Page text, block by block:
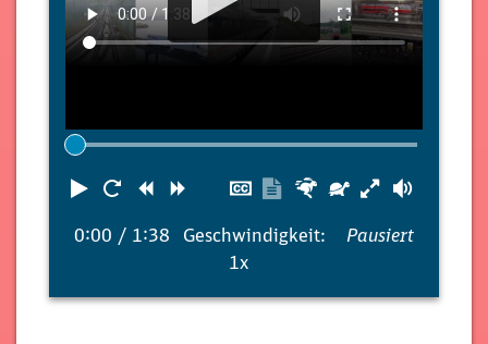
Abspielen
Neustart
ZurückVorwärtsUntertitel
Transkription
Schneller
Langsamer
0:00 / 1:38
Geschwindigkeit:
1x
Pausiert